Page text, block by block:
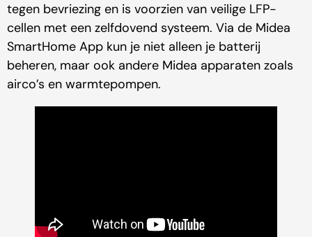
tegen bevriezing en is voorzien van veilige LFP-
cellen met een zelfdovend systeem. Via de Midea
SmartHome App kun je niet alleen je batterij
beheren, maar ook andere Midea apparaten zoals
airco’s en warmtepompen.